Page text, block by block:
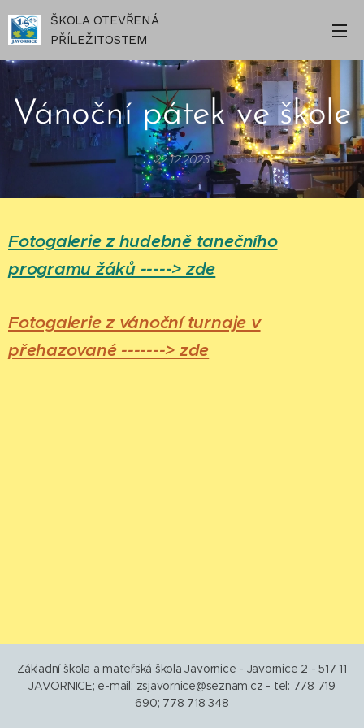
ŠKOLA OTEVŘENÁ
PŘÍLEŽITOSTEM
Vánoční pátek ve škole
22.12.2023
Fotogalerie z hudebně tanečního
programu žáků -----> zde
Fotogalerie z vánoční turnaje v
přehazované -------> zde
Základní škola a mateřská škola Javornice - Javornice 2 - 517 11
JAVORNICE; e-mail: zsjavornice@seznam.cz - tel: 778 719
690; 778 718 348